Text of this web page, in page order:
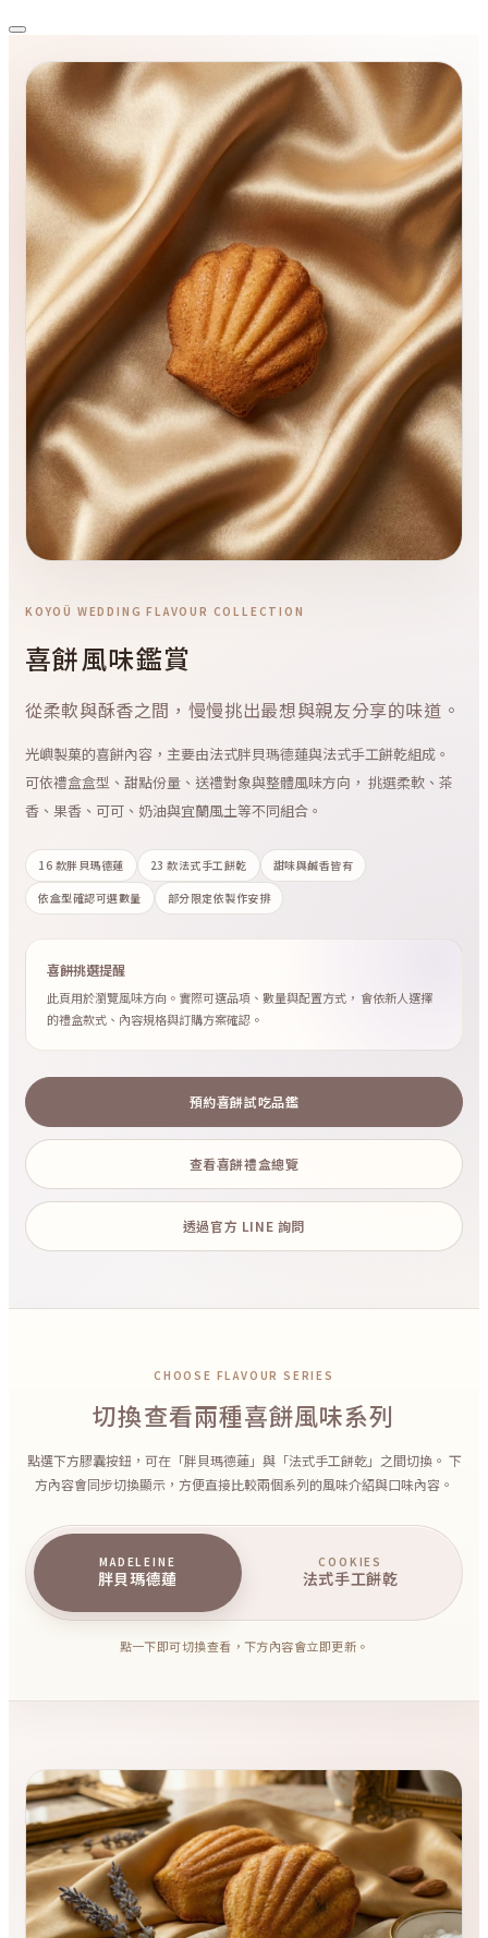
KOYOÜ WEDDING FLAVOUR COLLECTION
喜餅風味鑑賞
從柔軟與酥香之間，慢慢挑出最想與親友分享的味道。
光嶼製菓的喜餅內容，主要由法式胖貝瑪德蓮與法式手工餅乾組成。
可依禮盒盒型、甜點份量、送禮對象與整體風味方向， 挑選柔軟、茶
香、果香、可可、奶油與宜蘭風土等不同組合。
16 款胖貝瑪德蓮 23 款法式手工餅乾
甜味與鹹香皆有
依盒型確認可選數量
部分限定依製作安排
喜餅挑選提醒
此頁用於瀏覽風味方向。實際可選品項、數量與配置方式， 會依新人選擇
的禮盒款式、內容規格與訂購方案確認。
預約喜餅試吃品鑑
查看喜餅禮盒總覽
透過官方 LINE 詢問
CHOOSE FLAVOUR SERIES
切換查看兩種喜餅風味系列
點選下方膠囊按鈕，可在「胖貝瑪德蓮」與「法式手工餅乾」之間切換。 下
方內容會同步切換顯示，方便直接比較兩個系列的風味介紹與口味內容。
MADELEINE
胖貝瑪德蓮
COOKIES
法式手工餅乾
點一下即可切換查看，下方內容會立即更新。